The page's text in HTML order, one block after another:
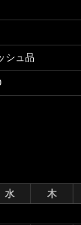
シュ品
水 木